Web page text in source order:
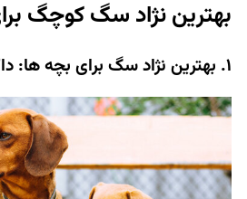
بهترین نژاد سگ کوچگ
1. بهترین نژاد سگ برای بچه ها: داکسهوند